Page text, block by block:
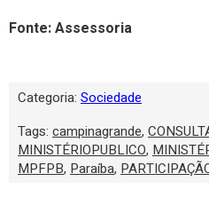
Fonte: Assessoria
Categoria: Sociedade
Tags: campinagrande,
MINISTÉRIOPUBLICO,
MPFPB, Paraíba,